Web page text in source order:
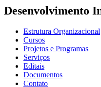
Desenvolvimento
Estrutura Organizacional
Cursos
Projetos e Programas
Serviços
Editais
Documentos
Contato